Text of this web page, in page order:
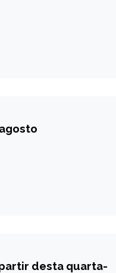
partir desta quarta-